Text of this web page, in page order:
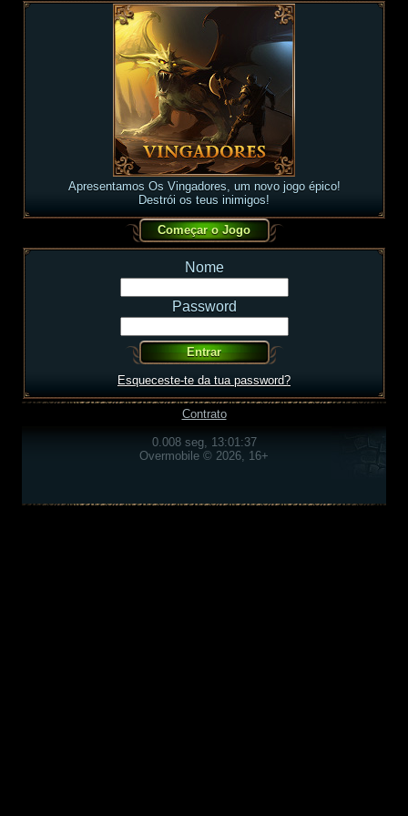
Apresentamos Os Vingadores, um novo jogo épico!
Destrói os teus inimigos!
Nome
Password
Esqueceste-te da tua password?
Contrato
0.008 seg, 13:01:37
Overmobile © 2026, 16+